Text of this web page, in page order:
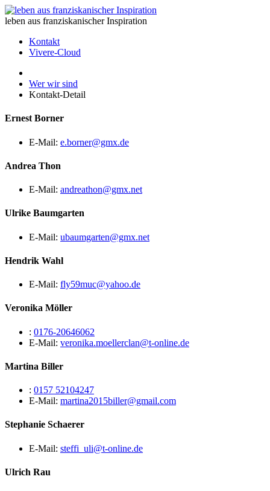
leben aus franziskanischer Inspiration
Kontakt
Vivere-Cloud
Wer wir sind
Kontakt-Detail
Ernest Borner
E-Mail: e.borner@gmx.de
Andrea Thon
E-Mail: andreathon@gmx.net
Ulrike Baumgarten
E-Mail: ubaumgarten@gmx.net
Hendrik Wahl
E-Mail: fly59muc@yahoo.de
Veronika Möller
: 0176-20646062
E-Mail: veronika.moellerclan@t-online.de
Martina Biller
: 0157 52104247
E-Mail: martina2015biller@gmail.com
Stephanie Schaerer
E-Mail: steffi_uli@t-online.de
Ulrich Rau